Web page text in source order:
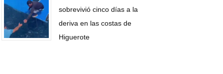
sobrevivió cinco días a la
deriva en las costas de
Higuerote